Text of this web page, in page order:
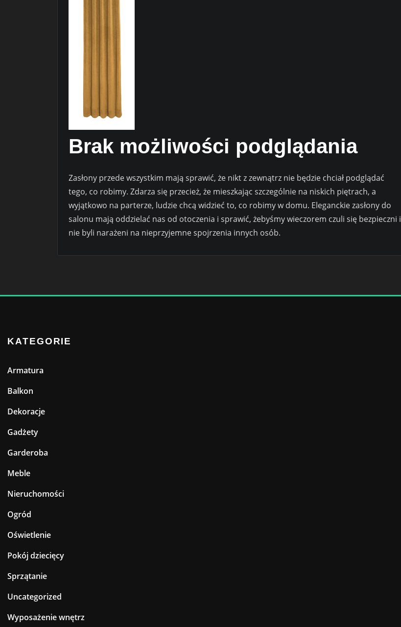
Brak możliwości podglądania
Zasłony przede wszystkim mają sprawić, że nikt z zewnątrz nie będzie chciał podglądać
tego, co robimy. Zdarza się przecież, że mieszkając szczególnie na niskich piętrach, a
wyjątkowo na parterze, ludzie chcą widzieć to, co robimy w domu. Eleganckie zasłony do
salonu mają oddzielać nas od otoczenia i sprawić, żebyśmy wieczorem czuli się bezpieczni i
nie byli narażeni na nieprzyjemne spojrzenia innych osób.
KATEGORIE
Armatura
Balkon
Dekoracje
Gadżety
Garderoba
Meble
Nieruchomości
Ogród
Oświetlenie
Pokój dziecięcy
Sprzątanie
Uncategorized
Wyposażenie wnętrz